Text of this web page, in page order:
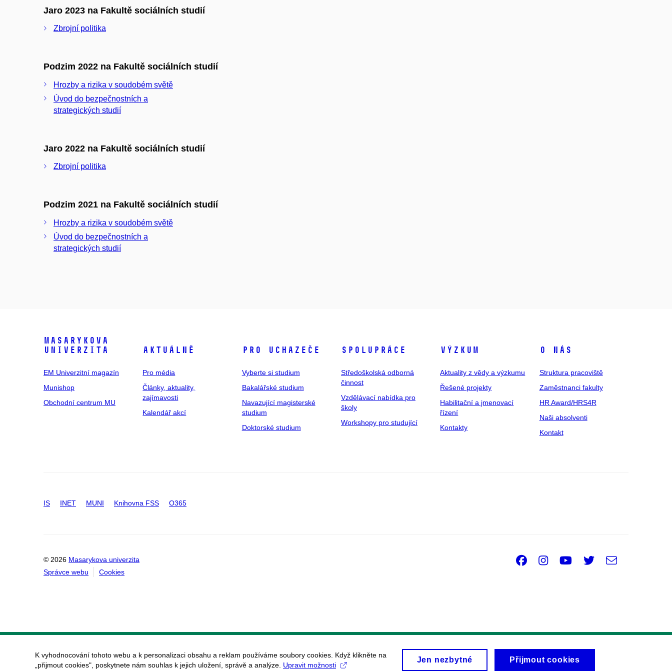
Jaro 2023 na Fakultě sociálních studií
Zbrojní politika
Podzim 2022 na Fakultě sociálních studií
Hrozby a rizika v soudobém světě
Úvod do bezpečnostních a
strategických studií
Jaro 2022 na Fakultě sociálních studií
Zbrojní politika
Podzim 2021 na Fakultě sociálních studií
Hrozby a rizika v soudobém světě
Úvod do bezpečnostních a
strategických studií
Masarykova
univerzita
EM Univerzitní magazín
Munishop
Obchodní centrum MU
Aktuálně
Pro média
Články, aktuality,
zajímavosti
Kalendář akcí
Pro uchazeče
Vyberte si studium
Bakalářské studium
Navazující magisterské
studium
Doktorské studium
Spolupráce
Středoškolská odborná
činnost
Vzdělávací nabídka pro
školy
Workshopy pro studující
Výzkum
Aktuality z vědy a výzkumu
Řešené projekty
Habilitační a jmenovací
řízení
Kontakty
O nás
Struktura pracoviště
Zaměstnanci fakulty
HR Award/HRS4R
Naši absolventi
Kontakt
IS INET MUNI Knihovna FSS O365
© 2026 Masarykova univerzita
Správce webu
Cookies
Facebook
Instagram
Youtube
Twitter
e-
K vyhodnocování tohoto webu a k personalizaci obsahu a reklam používáme soubory cookies. Když klikněte na
„přijmout cookies", poskytnete nám souhlas k jejich uložení, správě a analýze. Upravit možnosti
Jen nezbytné Přijmout cookies